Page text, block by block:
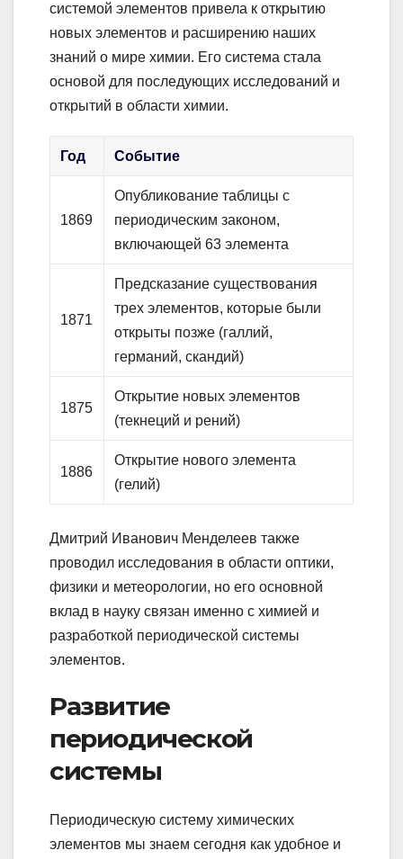
системой элементов привела к открытию
новых элементов и расширению наших
знаний о мире химии. Его система стала
основой для последующих исследований и
открытий в области химии.
Год Событие
1869
Опубликование таблицы с
периодическим законом,
включающей 63 элемента
1871
Предсказание существования
трех элементов, которые были
открыты позже (галлий,
германий, скандий)
1875
Открытие новых элементов
(текнеций и рений)
1886
Открытие нового элемента
(гелий)
Дмитрий Иванович Менделеев также
проводил исследования в области оптики,
физики и метеорологии, но его основной
вклад в науку связан именно с химией и
разработкой периодической системы
элементов.
Развитие
периодической
системы
Периодическую систему химических
элементов мы знаем сегодня как удобное и